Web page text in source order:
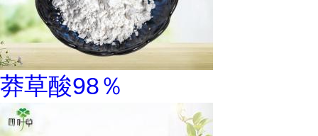
莽草酸98％